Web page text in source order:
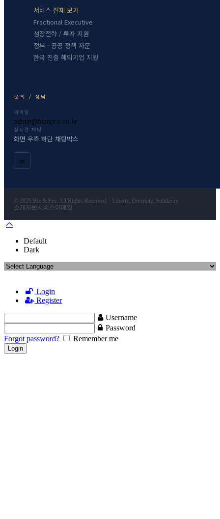
서비스 전체 보기
Fractional Executive
성장전략 / 투자 지원
정부 · 공공 정책 자문
한국 진출 해외기업 지원
문의 / 상담
이메일
admin@biznpro.co.kr
실시간 채팅
화면 우측 하단 채팅박스
in
© 2026 Biz & Pro. All Rights Reserved. · Liberty, Diversity, Solidarity
소개 자문서비스이메일
Default
Dark
Login
Register
Username
Password
Forgot password?
Remember me